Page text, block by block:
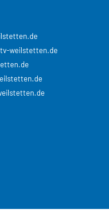
weilstetten.de